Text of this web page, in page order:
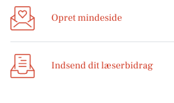
Opret mindeside
Indsend dit læserbidrag